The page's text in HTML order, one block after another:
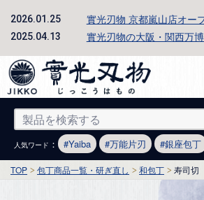
2026.01.25 實光刃物 京都嵐山店オー
2025.04.13 實光刃物の大阪・関西万
人気ワード ： Yaiba 万能片刃 銀座包丁
TOP 包丁商品一覧・研ぎ直し 和包丁 寿司切